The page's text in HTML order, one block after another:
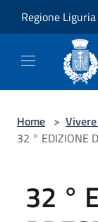
Regione Liguria
Home >
32 ° EDIZIONE
32 °